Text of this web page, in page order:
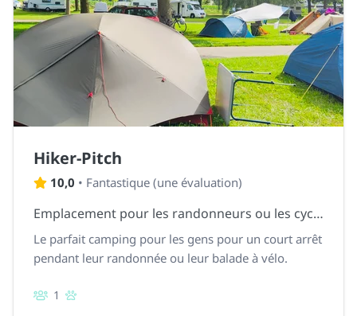
Hiker-Pitch
10,0 • Fantastique (une évaluation)
Emplacement pour les randonneurs ou les cyclistes, sans électricité.
Le parfait camping pour les gens pour un court arrêt
pendant leur randonnée ou leur balade à vélo.
1